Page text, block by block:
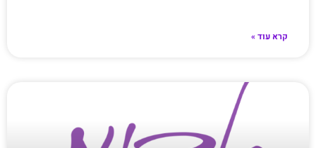
קרא עוד »